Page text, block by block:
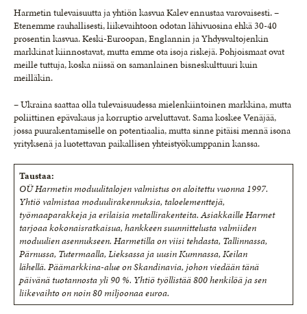
Harmetin tulevaisuutta ja yhtiön kasvua Kalev ennustaa varovaisesti. –
Etenemme rauhallisesti, liikevaihtoon odotan lähivuosina ehkä 30-40
prosentin kasvua. Keski-Euroopan, Englannin ja Yhdysvaltojenkin
markkinat kiinnostavat, mutta emme ota isoja riskejä. Pohjoismaat ovat
meille tuttuja, koska niissä on samanlainen bisneskulttuuri kuin
meilläkin.
– Ukraina saattaa olla tulevaisuudessa mielenkiintoinen markkina, mutta
poliittinen epävakaus ja korruptio arveluttavat. Sama koskee Venäjää,
jossa puurakentamiselle on potentiaalia, mutta sinne pitäisi mennä isona
yrityksenä ja luotettavan paikallisen yhteistyökumppanin kanssa.
Taustaa:
OÜ Harmetin moduulitalojen valmistus on aloitettu vuonna 1997.
Yhtiö valmistaa moduulirakennuksia, taloelementtejä,
työmaaparakkeja ja erilaisia metallirakenteita. Asiakkaille Harmet
tarjoaa kokonaisratkaisua, hankkeen suunnittelusta valmiiden
moduulien asennukseen. Harmetilla on viisi tehdasta, Tallinnassa,
Pärnussa, Tutermaalla, Lieksassa ja uusin Kumnassa, Keilan
lähellä. Päämarkkina-alue on Skandinavia, johon viedään tänä
päivänä tuotannosta yli 90 %. Yhtiö työllistää 800 henkilöä ja sen
liikevaihto on noin 80 miljoonaa euroa.